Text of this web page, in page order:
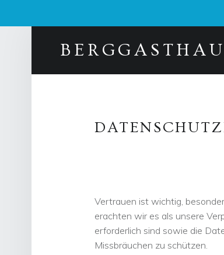
Vertrauen ist wichtig,
erachten wir es als unsere
erforderlich sind sowie die
Missbräuchen zu schützen.